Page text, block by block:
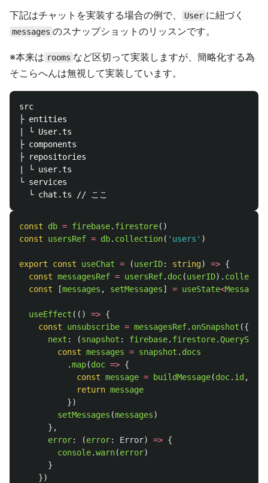
下記はチャットを実装する場合の例で、 User に紐づく
messages のスナップショットのリッスンです。
※本来は rooms など区切って実装しますが、簡略化する為
そこらへんは無視して実装しています。
src
├ entities
| └ User.ts
├ components
├ repositories
| └ user.ts
└ services
const db = firebase. firestore()
const
usersRef = db. collection( ' users ' )
export const useChat = (userID: string) => {
const messagesRef = usersRef. doc(userID).
const
[messages , setMessages] = useState<Message
useEffect (() => {
const
unsubscribe = messagesRef. onSnapshot ({
next : (snapshot : firebase. firestore.
const messages = snapshot . docs
.map(doc => {
const message = buildMessage(doc. id ,
return message
})
setMessages (messages)
},
error: (error: Error) => {
console.warn(error)
}
})